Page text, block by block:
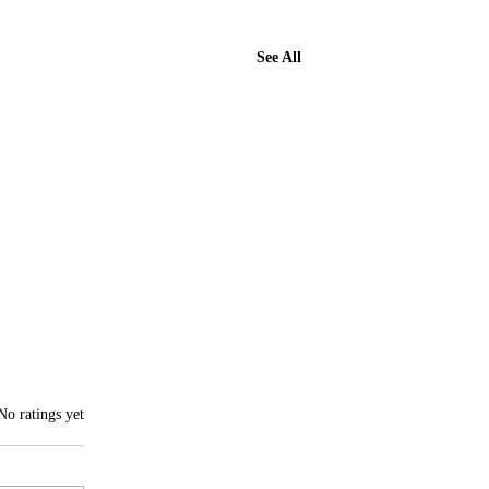
See All
5 stars.
ratings yet